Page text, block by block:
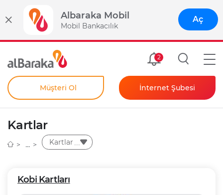
Albaraka Mobil
Mobil Bankacılık
Aç
Size Özel
2
Müşteri Ol
Kendim İçin
Şahıs Firmam İçin
İnternet Şubesi
Bireysel
Kartlar
Kartlar
Kobi Kartları